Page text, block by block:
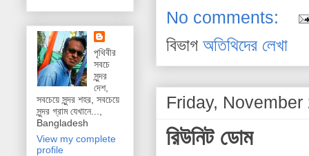
No comments:
বিভাগঅতিথিদের লেখা
Friday, November
রিউনিট ডোম
পৃথিবীর
সবচে
সুন্দর
দেশ,
সবচেয়ে সুন্দর শহর, সবচেয়ে
সুন্দর গ্রাম যেখানে...,
Bangladesh
View my complete
profile